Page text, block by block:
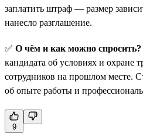
заплатить штраф — размер
нанесло разглашение.
✅ О чём и как можно спросить?
кандидата об условиях и охране
сотрудников на прошлом месте.
об опыте работы и
9